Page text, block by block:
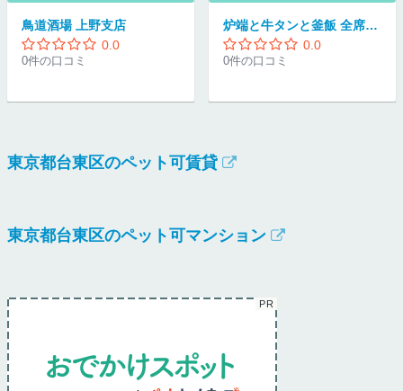
鳥道酒場 上野支店
0.0
0件の口コミ
炉端と牛タンと釜飯 全席個室居酒屋 権兵衛 上野本店
0.0
0件の口コミ
東京都台東区のペット可賃貸
東京都台東区のペット可マンション